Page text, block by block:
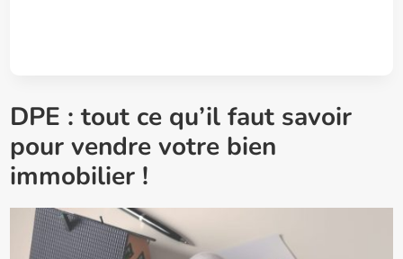
DPE : tout ce qu’il faut savoir
pour vendre votre bien
immobilier !